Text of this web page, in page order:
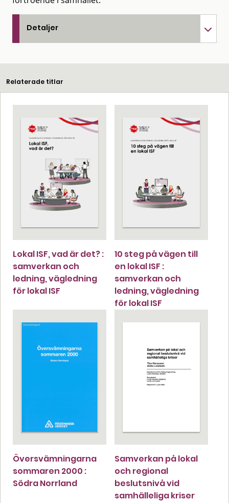
Detaljer
Relaterade titlar
Lokal ISF, vad är det? :
samverkan och
ledning, vägledning
för lokal ISF
10 steg på vägen till
en lokal ISF :
samverkan och
ledning, vägledning
för lokal ISF
Översvämningarna
sommaren 2000 :
Södra Norrland
Samverkan på lokal
och regional
beslutsnivå vid
samhälleliga kriser